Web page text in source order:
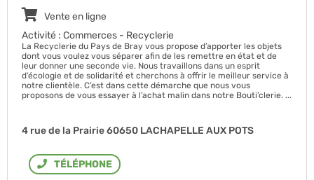
Vente en ligne
Activité : Commerces - Recyclerie
La Recyclerie du Pays de Bray vous propose d’apporter les objets
dont vous voulez vous séparer afin de les remettre en état et de
leur donner une seconde vie. Nous travaillons dans un esprit
d’écologie et de solidarité et cherchons à offrir le meilleur service à
notre clientèle. C’est dans cette démarche que nous vous
proposons de vous essayer à l’achat malin dans notre Bouti’clerie. ...
4 rue de la Prairie 60650 LACHAPELLE AUX POTS
Téléphone